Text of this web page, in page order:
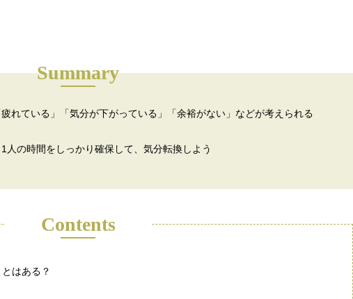
Summary
れている」「気分が下がっている」「余裕がない」などが考えられる
人の時間をしっかり確保して、気分転換しよう
Contents
はある？